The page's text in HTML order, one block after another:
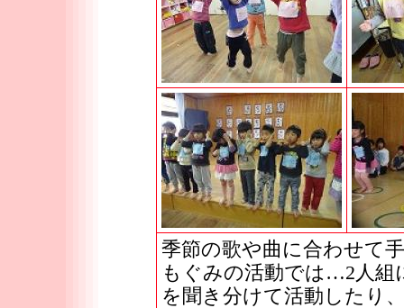
季節の歌や曲に合わせて
もぐみの活動では…2人組
を聞き分けて活動したり